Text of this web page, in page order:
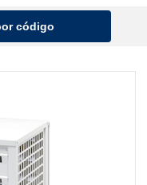
código